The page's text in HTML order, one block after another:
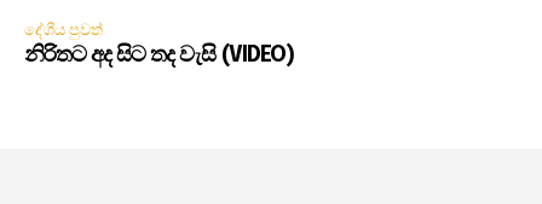
දේශීය පුවත්
නිරිතට අද සිට තද වැසි (VIDEO)